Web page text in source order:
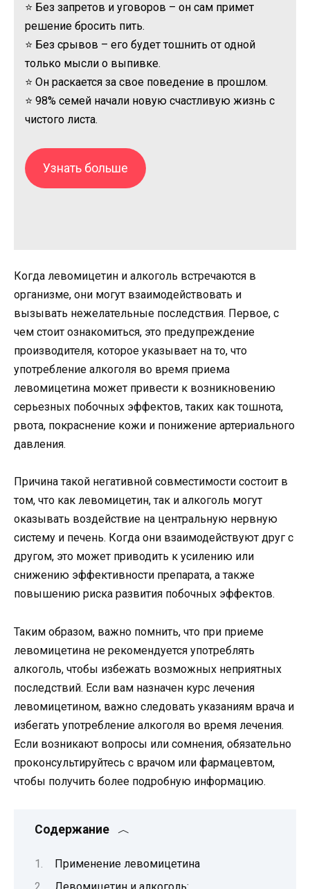
⭐ Без запретов и уговоров – он сам примет
решение бросить пить.
⭐ Без срывов – его будет тошнить от одной
только мысли о выпивке.
⭐ Он раскается за свое поведение в прошлом.
⭐ 98% семей начали новую счастливую жизнь с
чистого листа.
Узнать больше
Когда левомицетин и алкоголь встречаются в
организме, они могут взаимодействовать и
вызывать нежелательные последствия. Первое, с
чем стоит ознакомиться, это предупреждение
производителя, которое указывает на то, что
употребление алкоголя во время приема
левомицетина может привести к возникновению
серьезных побочных эффектов, таких как тошнота,
рвота, покраснение кожи и понижение артериального
давления.
Причина такой негативной совместимости состоит в
том, что как левомицетин, так и алкоголь могут
оказывать воздействие на центральную нервную
систему и печень. Когда они взаимодействуют друг с
другом, это может приводить к усилению или
снижению эффективности препарата, а также
повышению риска развития побочных эффектов.
Таким образом, важно помнить, что при приеме
левомицетина не рекомендуется употреблять
алкоголь, чтобы избежать возможных неприятных
последствий. Если вам назначен курс лечения
левомицетином, важно следовать указаниям врача и
избегать употребление алкоголя во время лечения.
Если возникают вопросы или сомнения, обязательно
проконсультируйтесь с врачом или фармацевтом,
чтобы получить более подробную информацию.
Содержание
Применение левомицетина